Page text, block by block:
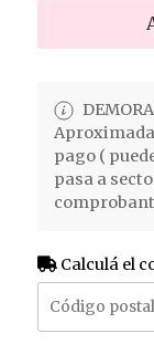
pago (
pasa a
Calculá el